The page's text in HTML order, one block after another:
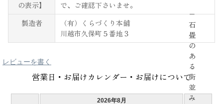
−
石
畳
の
あ
る
街
並
み
の表示】
で、ご確認下さいませ。
製造者
（有）くらづくり本舗
川越市久保町５番地３
レビューを書く
営業日・お届けカレンダー・お届けについて